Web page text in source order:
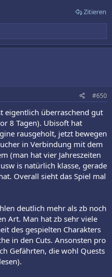
Zitieren
#650
eigentlich überraschend gut
8 Tagen). Ubisoft hat
rausgeholt, jetzt bewegen
in Verbindung mit dem
(man hat vier Jahreszeiten
is natürlich klasse, gerade
Overall sieht das Spiel mal
deutlich mehr als zb noch
Art. Man hat zb sehr viele
des gespielten Charakters
in den Cuts. Ansonsten pro
Gefährten, die wohl Quests